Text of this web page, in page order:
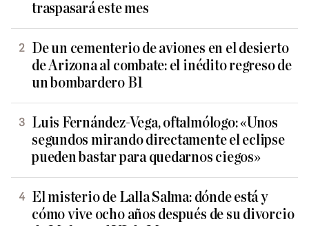
traspasará este mes
De un cementerio de aviones en el desierto
de Arizona al combate: el inédito regreso de
un bombardero B1
Luis Fernández-Vega, oftalmólogo: «Unos
segundos mirando directamente el eclipse
pueden bastar para quedarnos ciegos»
El misterio de Lalla Salma: dónde está y
cómo vive ocho años después de su divorcio